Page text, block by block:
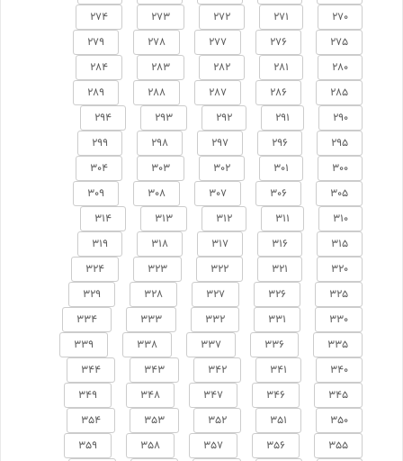
270
271
272
273
274
275
276
277
278
279
280
281
282
283
284
285
286
287
288
289
290
291
292
293
294
295
296
297
298
299
300
301
302
303
304
305
306
307
308
309
310
311
312
313
314
315
316
317
318
319
320
321
322
323
324
325
326
327
328
329
330
331
332
333
334
335
336
337
338
339
340
341
342
343
344
345
346
347
348
349
350
351
352
353
354
355
356
357
358
359